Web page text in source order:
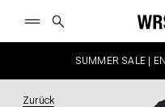
SUMMER SALE |
Zurück